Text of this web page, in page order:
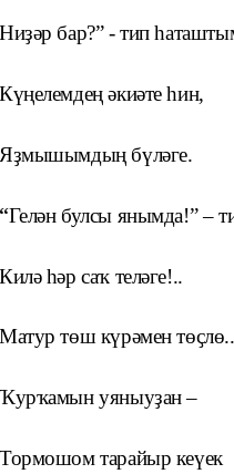
Ниҙәр бар?” - тип
Күңелемдең әкиәте һин,
Яҙмышымдың бүләге.
“Гелән булсы янымда!” –
Килә һәр саҡ теләге!..
Матур төш күрәмен төҫ
Ҡурҡамын уяныуҙан –
Тормошом тарайыр кеүек